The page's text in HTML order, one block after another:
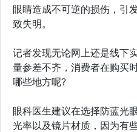
眼睛造成不可逆的损伤，引
致失明。
记者发现无论网上还是线下
量参差不齐，消费者在购买
哪些地方呢?
眼科医生建议在选择防蓝光
光率以及镜片材质，因为有